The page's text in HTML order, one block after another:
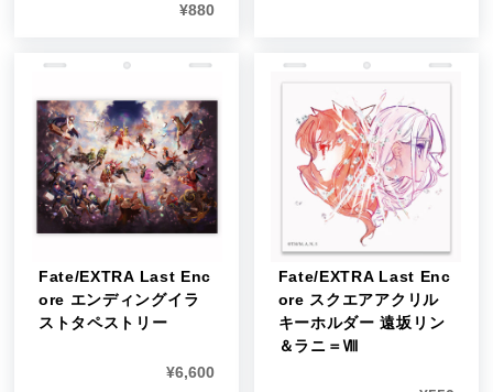
¥880
Fate/EXTRA Last Enc
ore エンディングイラ
ストタペストリー
¥6,600
Fate/EXTRA Last Enc
ore スクエアアクリル
キーホルダー 遠坂リン
＆ラニ＝Ⅷ